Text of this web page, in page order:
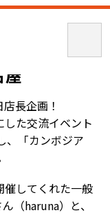
屋
屋
長企画！
た交流イベント
、「カンボジア
催してくれた一般
（haruna）と、